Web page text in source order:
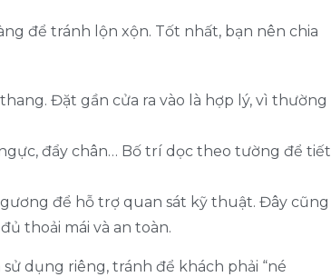
để tránh lộn xộn. Tốt nhất, bạn nên chia
Đặt gần cửa ra vào là hợp lý, vì thường
đẩy chân… Bố trí dọc theo tường để tiết
để hỗ trợ quan sát kỹ thuật. Đây cũng
thoải mái và an toàn.
dụng riêng, tránh để khách phải “né